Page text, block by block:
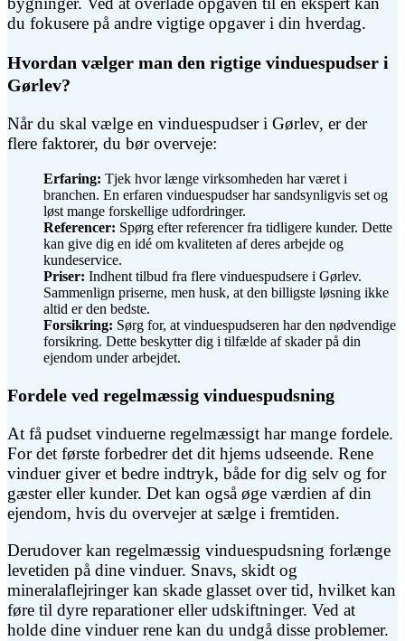
du fokusere på andre vigtige opgaver i din hverdag.
Hvordan vælger man den rigtige vinduespudser i
Gørlev?
Når du skal vælge en vinduespudser i Gørlev, er der
flere faktorer, du bør overveje:
Erfaring: Tjek hvor længe virksomheden har været i
branchen. En erfaren vinduespudser har sandsynligvis set og
løst mange forskellige udfordringer.
Referencer: Spørg efter referencer fra tidligere kunder. Dette
kan give dig en idé om kvaliteten af deres arbejde og
kundeservice.
Priser: Indhent tilbud fra flere vinduespudsere i Gørlev.
Sammenlign priserne, men husk, at den billigste løsning ikke
altid er den bedste.
Forsikring: Sørg for, at vinduespudseren har den nødvendige
forsikring. Dette beskytter dig i tilfælde af skader på din
ejendom under arbejdet.
Fordele ved regelmæssig vinduespudsning
At få pudset vinduerne regelmæssigt har mange fordele.
For det første forbedrer det dit hjems udseende. Rene
vinduer giver et bedre indtryk, både for dig selv og for
gæster eller kunder. Det kan også øge værdien af din
ejendom, hvis du overvejer at sælge i fremtiden.
Derudover kan regelmæssig vinduespudsning forlænge
levetiden på dine vinduer. Snavs, skidt og
mineralaflejringer kan skade glasset over tid, hvilket kan
føre til dyre reparationer eller udskiftninger. Ved at
holde dine vinduer rene kan du undgå disse problemer.